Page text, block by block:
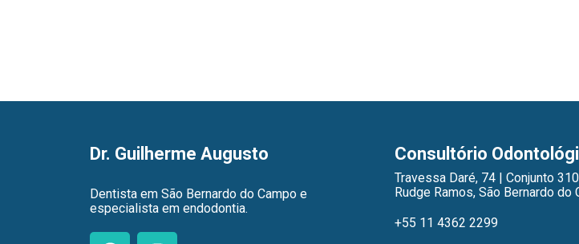
Dr. Guilherme Augusto
Dentista em São Bernardo do Campo e
especialista em endodontia.
Consultório
Travessa Daré, 74 | Conjunto 310
Rudge Ramos, São Bernardo do
+55 11 4362 2299